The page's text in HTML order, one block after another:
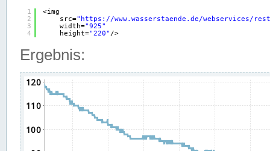
1
2
3
4
<img
src=" https://www.wasserstaende.de/webservices/
width="925"
height="220" />
Ergebnis: